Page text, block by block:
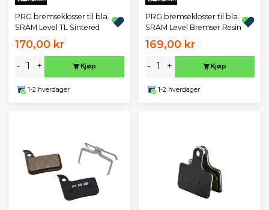
PRG bremseklosser til bla.
SRAM Level TL Sintered
170,00 kr
- + Kjøp
1-2 hverdager
PRG bremseklosser til bla.
SRAM Level Bremser Resin
169,00 kr
- + Kjøp
1-2 hverdager